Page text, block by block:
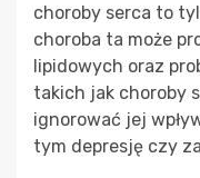
choroby serca to
choroba ta może
lipidowych oraz
takich jak choroby
ignorować jej
tym depresję czy